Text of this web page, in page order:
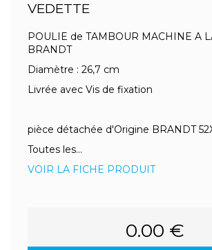
VEDETTE
POULIE de TAMBOUR MACHINE A
BRANDT
Diamètre : 26,7 cm
Livrée avec Vis de fixation
pièce détachée d'Origine BRANDT
Toutes les...
VOIR LA FICHE PRODUIT
0.00 €